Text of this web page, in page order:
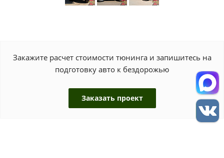
Закажите расчет стоимости тюнинга и запишитесь на
подготовку авто к бездорожью
Заказать проект